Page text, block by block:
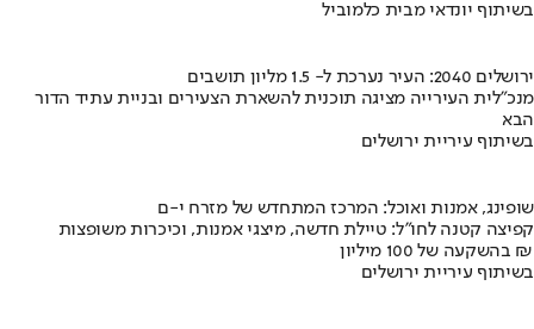
בשיתוף יונדאי מבית כלמוביל
ירושלים 2040: העיר נערכת ל- 1.5 מליון תושבים
מנכ"לית העירייה מציגה תוכנית להשארת הצעירים ובניית עתיד הדור
הבא
בשיתוף עיריית ירושלים
שופינג, אמנות ואוכל: המרכז המתחדש של מזרח י-ם
קפיצה קטנה לחו"ל: טיילת חדשה, מיצגי אמנות, וכיכרות משופצות
בהשקעה של 100 מיליון ₪
בשיתוף עיריית ירושלים